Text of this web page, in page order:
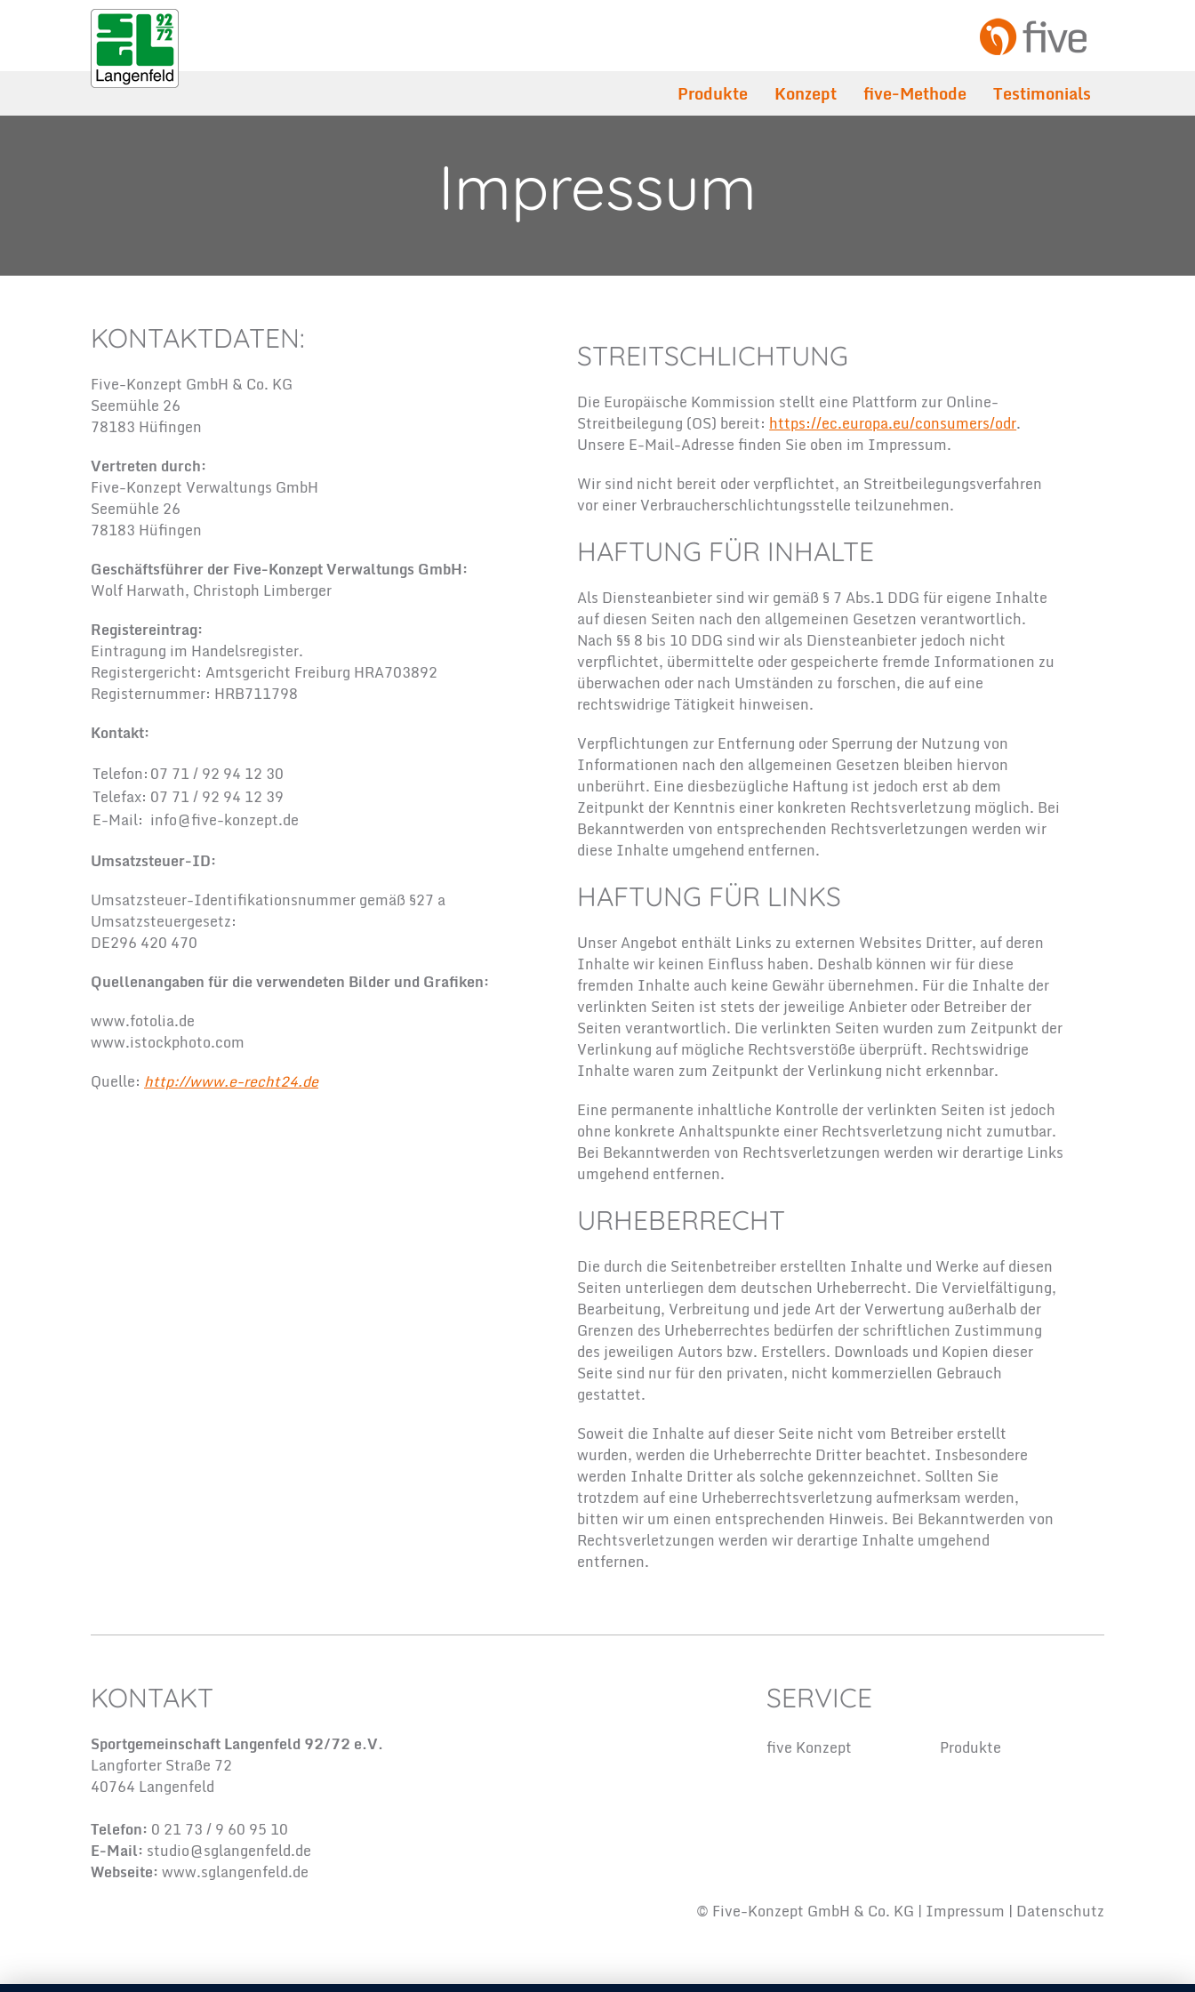
Produkte Konzept five-Methode Testimonials
Impressum
KONTAKTDATEN:
Five-Konzept GmbH & Co. KG
Seemühle 26
78183 Hüfingen
Vertreten durch:
Five-Konzept Verwaltungs GmbH
Seemühle 26
78183 Hüfingen
Geschäftsführer der Five-Konzept Verwaltungs GmbH:
Wolf Harwath, Christoph Limberger
Registereintrag:
Eintragung im Handelsregister.
Registergericht: Amtsgericht Freiburg HRA703892
Registernummer: HRB711798
Kontakt:
Telefon:07 71 / 92 94 12 30
Telefax: 07 71 / 92 94 12 39
E-Mail: info@five-konzept.de
Umsatzsteuer-ID:
Umsatzsteuer-Identifikationsnummer gemäß §27 a
Umsatzsteuergesetz:
DE296 420 470
Quellenangaben für die verwendeten Bilder und Grafiken:
www.fotolia.de
www.istockphoto.com
Quelle: http://www.e-recht24.de
STREITSCHLICHTUNG
Die Europäische Kommission stellt eine Plattform zur Online-
Streitbeilegung (OS) bereit: https://ec.europa.eu/consumers/odr.
Unsere E-Mail-Adresse finden Sie oben im Impressum.
Wir sind nicht bereit oder verpflichtet, an Streitbeilegungsverfahren
vor einer Verbraucherschlichtungsstelle teilzunehmen.
HAFTUNG FÜR INHALTE
Als Diensteanbieter sind wir gemäß § 7 Abs.1 DDG für eigene Inhalte
auf diesen Seiten nach den allgemeinen Gesetzen verantwortlich.
Nach §§ 8 bis 10 DDG sind wir als Diensteanbieter jedoch nicht
verpflichtet, übermittelte oder gespeicherte fremde Informationen zu
überwachen oder nach Umständen zu forschen, die auf eine
rechtswidrige Tätigkeit hinweisen.
Verpflichtungen zur Entfernung oder Sperrung der Nutzung von
Informationen nach den allgemeinen Gesetzen bleiben hiervon
unberührt. Eine diesbezügliche Haftung ist jedoch erst ab dem
Zeitpunkt der Kenntnis einer konkreten Rechtsverletzung möglich. Bei
Bekanntwerden von entsprechenden Rechtsverletzungen werden wir
diese Inhalte umgehend entfernen.
HAFTUNG FÜR LINKS
Unser Angebot enthält Links zu externen Websites Dritter, auf deren
Inhalte wir keinen Einfluss haben. Deshalb können wir für diese
fremden Inhalte auch keine Gewähr übernehmen. Für die Inhalte der
verlinkten Seiten ist stets der jeweilige Anbieter oder Betreiber der
Seiten verantwortlich. Die verlinkten Seiten wurden zum Zeitpunkt der
Verlinkung auf mögliche Rechtsverstöße überprüft. Rechtswidrige
Inhalte waren zum Zeitpunkt der Verlinkung nicht erkennbar.
Eine permanente inhaltliche Kontrolle der verlinkten Seiten ist jedoch
ohne konkrete Anhaltspunkte einer Rechtsverletzung nicht zumutbar.
Bei Bekanntwerden von Rechtsverletzungen werden wir derartige Links
umgehend entfernen.
URHEBERRECHT
Die durch die Seitenbetreiber erstellten Inhalte und Werke auf diesen
Seiten unterliegen dem deutschen Urheberrecht. Die Vervielfältigung,
Bearbeitung, Verbreitung und jede Art der Verwertung außerhalb der
Grenzen des Urheberrechtes bedürfen der schriftlichen Zustimmung
des jeweiligen Autors bzw. Erstellers. Downloads und Kopien dieser
Seite sind nur für den privaten, nicht kommerziellen Gebrauch
gestattet.
Soweit die Inhalte auf dieser Seite nicht vom Betreiber erstellt
wurden, werden die Urheberrechte Dritter beachtet. Insbesondere
werden Inhalte Dritter als solche gekennzeichnet. Sollten Sie
trotzdem auf eine Urheberrechtsverletzung aufmerksam werden,
bitten wir um einen entsprechenden Hinweis. Bei Bekanntwerden von
Rechtsverletzungen werden wir derartige Inhalte umgehend
entfernen.
KONTAKT
Sportgemeinschaft Langenfeld 92/72 e.V.
Langforter Straße 72
40764 Langenfeld
Telefon: 0 21 73 / 9 60 95 10
E-Mail: studio@sglangenfeld.de
Webseite:www.sglangenfeld.de
SERVICE
five Konzept Produkte
© Five-Konzept GmbH & Co. KG | Impressum | Datenschutz